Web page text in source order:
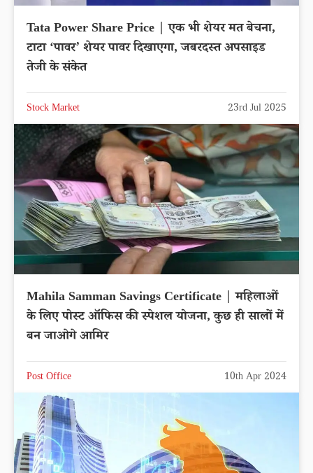
Tata Power Share Price | एक भी शेयर मत बेचना,
टाटा ‘पावर’ शेयर पावर दिखाएगा, जबरदस्त अपसाइड
तेजी के संकेत
Stock Market 23rd Jul 2025
Mahila Samman Savings Certificate | महिलाओं
के लिए पोस्ट ऑफिस की स्पेशल योजना, कुछ ही सालों में
बन जाओगे आमिर
Post Office 10th Apr 2024